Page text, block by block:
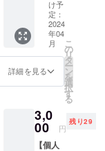
料込み
のお値
段で
す。 ※
使用す
は生花
となり
※花材の
種類は
おまか
せにな
お使い
いただ
けるの
でディ
スプレ
が広が
りま
H40cm
×W40c
m（目
ブーケ
または
アレン
ジメン
トのど
ちらか
をお選
イズ：
H25cm
×W25c
たしま
す。
（沖
縄・離
島には
お届け
できま
わり、
鮮度の
高いお
花はお
または
アレン
ジメン
トが届
くリ
ターン
です。
感が溢
れるデ
ザイン
スタイ
ただ応
援した
い人向
けのリ
ターン
です。
代表の
Washio
ら心を
込めて
お礼の
メール
け予
定：
2024
年04
月
詳細を見る
こ
の
リ
タ
ー
ン
を
選
択
す
る
3,0
00 円
残り29
【個人